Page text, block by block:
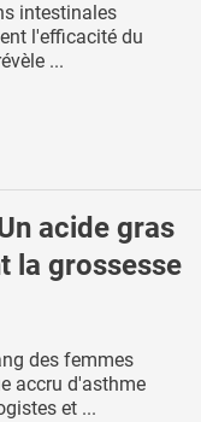
intestinales
l'efficacité du
...
acide gras
la grossesse
des femmes
accru d'asthme
et ...